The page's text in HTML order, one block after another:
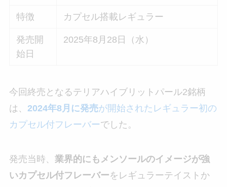
特徴 カプセル搭載レギュラー
発売開
始日
2025年8月28日（水）
今回終売となるテリアハイブリットパール2銘柄
は、 2024年8月に発売が開始されたレギュラー初の
カプセル付フレーバーでした。
発売当時、 業界的にもメンソールのイメージが強
いカプセル付フレーバーをレギュラーテイストか